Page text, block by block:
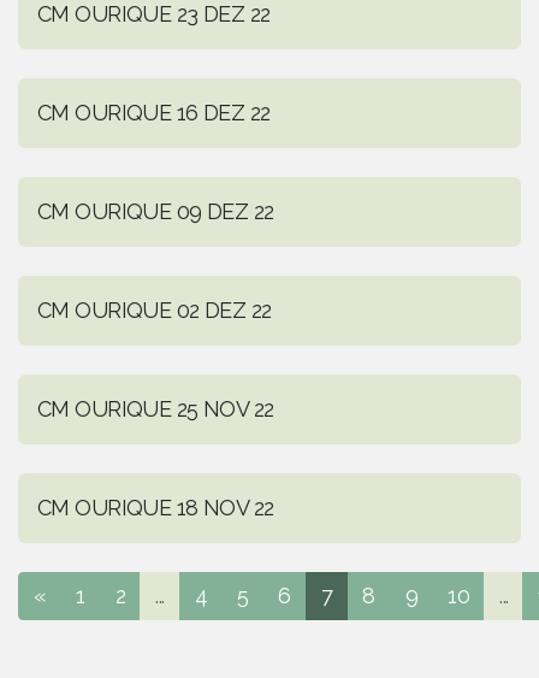
CM OURIQUE 23 DEZ 22
CM OURIQUE 16 DEZ 22
CM OURIQUE 09 DEZ 22
CM OURIQUE 02 DEZ 22
CM OURIQUE 25 NOV 22
CM OURIQUE 18 NOV 22
« 1 2 ... 4 5 6 7 8 9 10 ...